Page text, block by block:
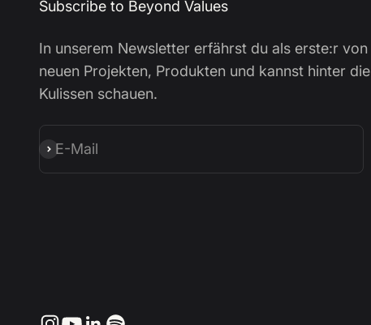
Subscribe to Beyond Values
In unserem Newsletter erfährst du als erste:r von
neuen Projekten, Produkten und kannst hinter die
Kulissen schauen.
E-Mail
Abonnieren